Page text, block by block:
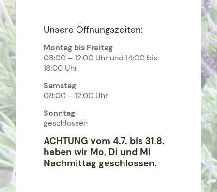
Unsere Öffnungszeiten:
Montag bis Freitag
08:00 – 12:00 Uhr und 14:00 bis
18:00 Uhr
Samstag
08:00 – 12:00 Uhr
Sonntag
geschlossen
ACHTUNG vom 4.7. bis 31.8.
haben wir Mo, Di und Mi
Nachmittag geschlossen.